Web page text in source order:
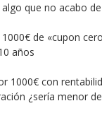
que no acabo
de «cupon
años
1000€ con
¿sería menor